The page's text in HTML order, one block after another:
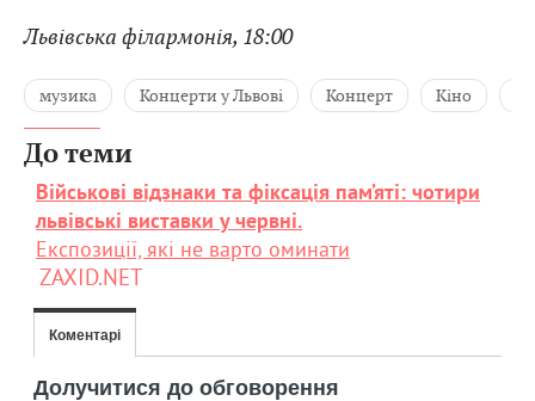
Львівська філармонія, 18:00
музика Концерти у Львові Концерт Кіно
До теми
Військові відзнаки та фіксація пам’яті: чотири
львівські виставки у червні.
Експозиції, які не варто оминати
ZAXID.NET